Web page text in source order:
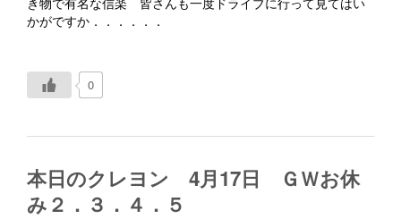
かがですか．．．．．．
0
本日のクレヨン 4月17日 ＧＷお休
み２．３．４．５